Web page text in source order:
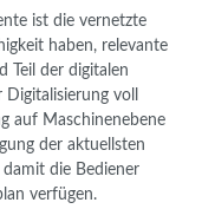
ist die vernetzte
haben, relevante
Teil der digitalen
voll
auf Maschinenebene
der aktuellsten
die Bediener
verfügen.